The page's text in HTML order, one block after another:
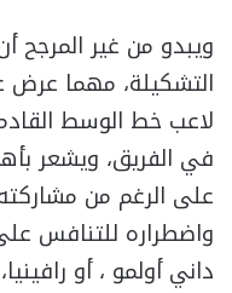
ويبدو من غير المرجح
التشكيلة، مهما عرض
لاعب خط الوسط
في الفريق، ويشعر
على الرغم من
واضطراره للتنافس
داني أولمو ، أو